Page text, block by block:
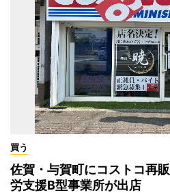
買う
佐賀・与賀町にコストコ再
労支援B型事業所が出店